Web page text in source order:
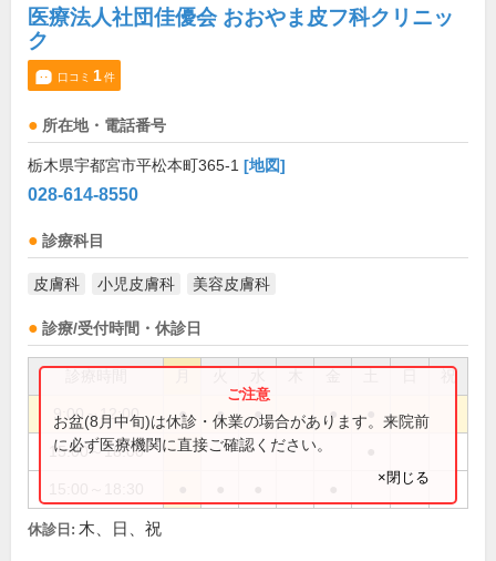
医療法人社団佳優会 おおやま皮フ科クリニッ
ク
口コミ 1件
所在地・電話番号
栃木県宇都宮市平松本町365-1 [地図]
028-614-8550
診療科目
皮膚科 小児皮膚科 美容皮膚科
診療/受付時間・休診日
祝
9:00～12:00 ● ● ● ●
15:00～18:00
お盆(8月中旬)は休診・休業の場合があります。来院前
に必ず医療機関に直接ご確認ください。
×閉じる
休診日: 木、日、祝